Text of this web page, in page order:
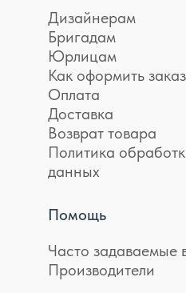
Дизайнерам
Бригадам
Юрлицам
Как оформить заказ
Оплата
Доставка
Возврат товара
Политика
данных
Помощь
Часто задаваемые
Производители